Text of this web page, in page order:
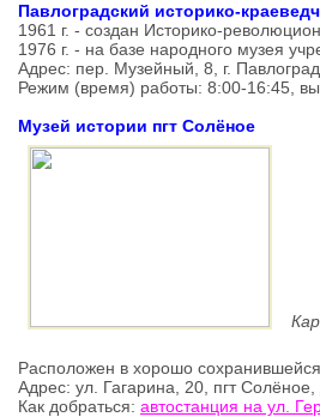
Павлоградский историко-
1961 г. - создан Историко-
1976 г. - на базе народного музея
Адрес: пер. Музейный, 8, г. Павлоград
Режим (время) работы: 8:00-16:45,
Музей истории пгт Солёное
Расположен в хорошо
Адрес: ул. Гагарина, 20, пгт Солёное,
Как добраться: автостанция на ул.